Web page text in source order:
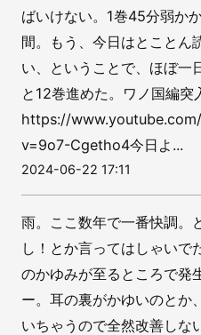
ばいけない。1巻45分弱か
間。もう、今日はとことん
い、ということで、ほぼ一
と12巻進めた。ワノ国編突
https://
v=9o7-Cgetho4今日よ...
2024-06-22 17:11
雨。ここ数年で一番快調。
し！とか言ってはしゃいで
のかゆみが至るところで発
ー。耳の裏がかゆいのとか
いちゃうので全然改善しな